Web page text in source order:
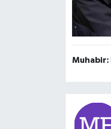
Muhabir: